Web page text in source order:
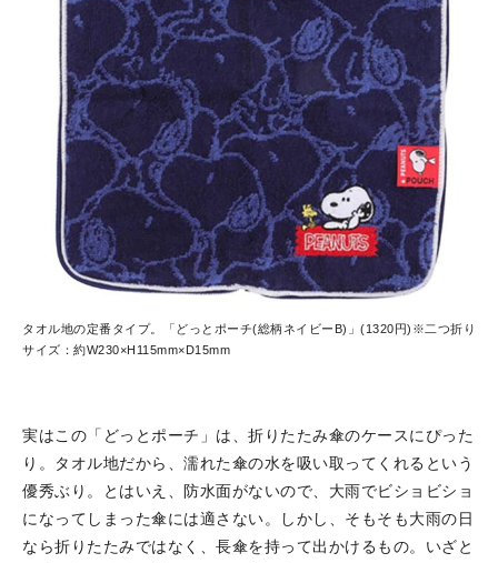
タオル地の定番タイプ。「どっとポーチ(総柄ネイビーB)」(1320円)※二つ折り
サイズ：約W230×H115mm×D15mm
実はこの「どっとポーチ」は、折りたたみ傘のケースにぴった
り。タオル地だから、濡れた傘の水を吸い取ってくれるという
優秀ぶり。とはいえ、防水面がないので、大雨でビショビショ
になってしまった傘には適さない。しかし、そもそも大雨の日
なら折りたたみではなく、長傘を持って出かけるもの。いざと